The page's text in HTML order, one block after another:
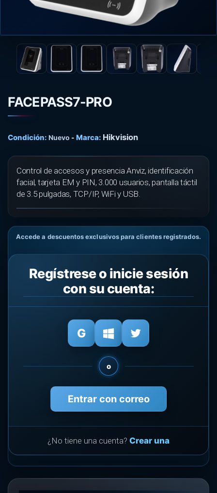
FACEPASS7-PRO
Condición: Nuevo - Marca: Hikvision
Control de accesos y presencia Anviz, identificación
facial, tarjeta EM y PIN, 3.000 usuarios, pantalla táctil
de 3.5 pulgadas, TCP/IP, WiFi y USB.
Accede a descuentos exclusivos para clientes registrados.
Regístrese o inicie sesión
con su cuenta:
o
Entrar con correo
¿No tiene una cuenta? Crear una